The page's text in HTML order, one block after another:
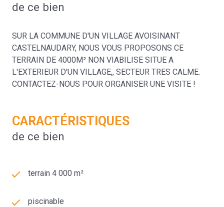
de ce bien
SUR LA COMMUNE D'UN VILLAGE AVOISINANT
CASTELNAUDARY, NOUS VOUS PROPOSONS CE
TERRAIN DE 4000M² NON VIABILISE SITUE A
L'EXTERIEUR D'UN VILLAGE,, SECTEUR TRES CALME.
CONTACTEZ-NOUS POUR ORGANISER UNE VISITE !
CARACTÉRISTIQUES
de ce bien
terrain 4 000 m²
piscinable